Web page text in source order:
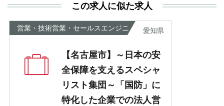
が
この求人に似た求人
営業・技術営業・セールスエンジニ
愛知県
【名古屋市】～日本の安
全保障を支えるスペシャ
リスト集団～「国防」に
特化した企業での法人営